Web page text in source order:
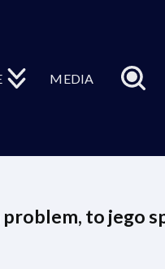
MEDIA
problem, to jego